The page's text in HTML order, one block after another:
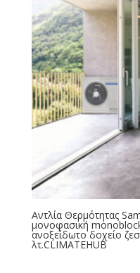
Αντλία Θερμότητας
μονοφασική
ανοξείδωτο δοχείο
λτ.CLIMATEHUB